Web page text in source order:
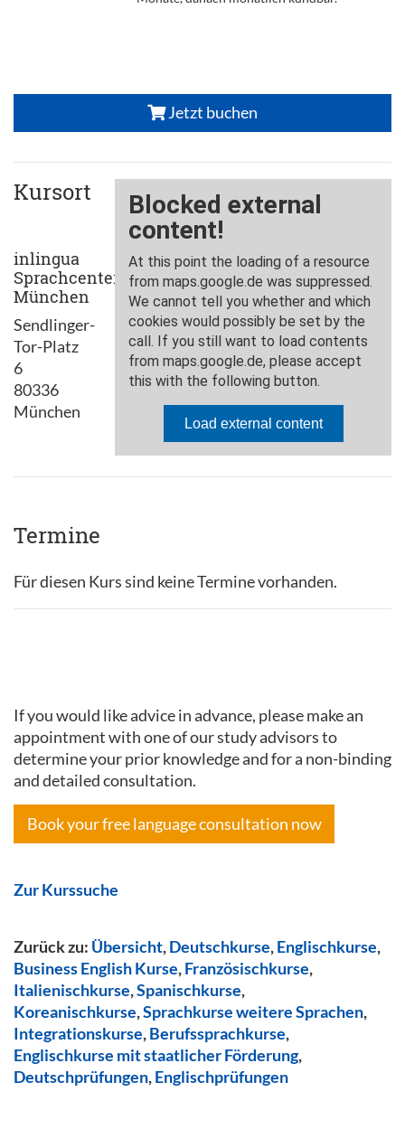
Jetzt buchen
Kursort
inlingua
Sprachcenter
München
Sendlinger-
Tor-Platz
6
80336
München
Termine
Für diesen Kurs sind keine Termine vorhanden.
If you would like advice in advance, please make an
appointment with one of our study advisors to
determine your prior knowledge and for a non-binding
and detailed consultation.
Book your free language consultation now
Zur Kurssuche
Zurück zu: Übersicht,Deutschkurse,Englischkurse,
Business English Kurse,Französischkurse,
Italienischkurse,Spanischkurse,
Koreanischkurse,Sprachkurse weitere Sprachen,
Integrationskurse,Berufssprachkurse,
Englischkurse mit staatlicher Förderung,
Deutschprüfungen,Englischprüfungen